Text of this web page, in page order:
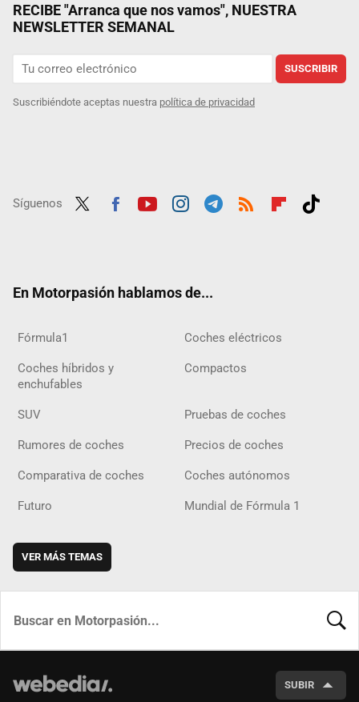
RECIBE "Arranca que nos vamos", NUESTRA
NEWSLETTER SEMANAL
SUSCRIBIR
Suscribiéndote aceptas nuestra política de privacidad
Síguenos
En Motorpasión hablamos de...
Fórmula1 Coches eléctricos
Coches híbridos y
enchufables
Compactos
SUV Pruebas de coches
Rumores de coches Precios de coches
Comparativa de coches Coches autónomos
Futuro Mundial de Fórmula 1
VER MÁS TEMAS
SUBIR